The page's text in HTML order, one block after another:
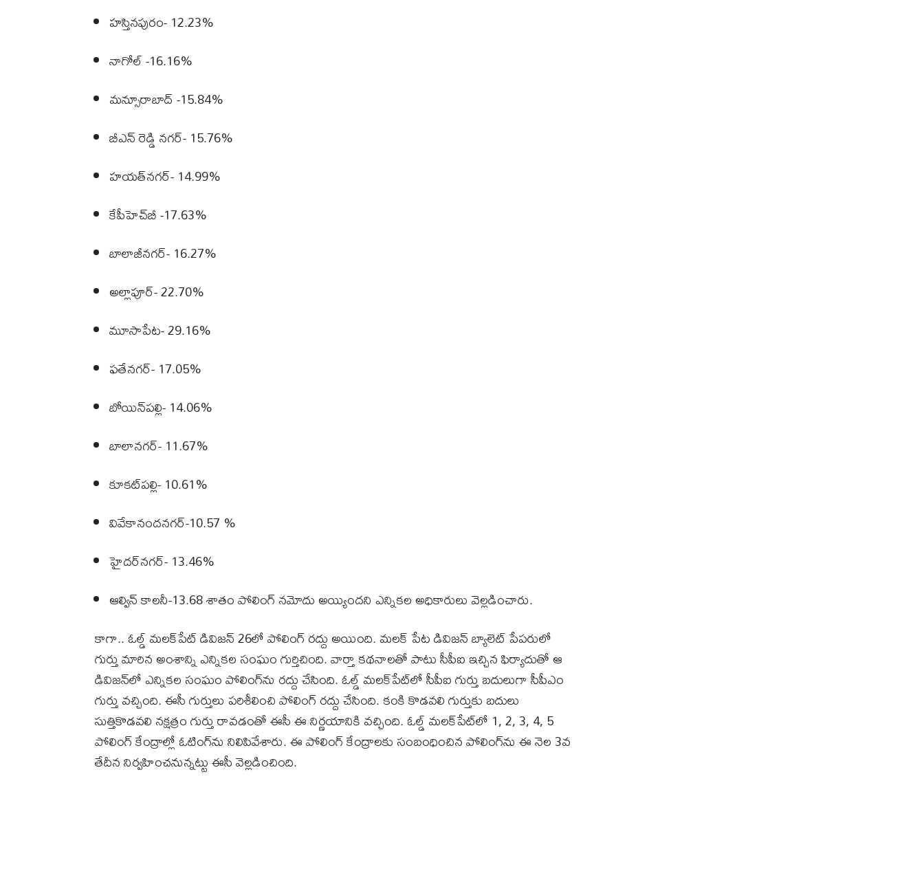
హస్తినపురం- 12.23%
నాగోల్ -16.16%
మన్సూరాబాద్ -15.84%
బీఎన్‌ రెడ్డి నగర్- 15.76%
హయత్‌నగర్- 14.99%
కేపీహెచ్‌బీ -17.63%
బాలాజీనగర్- 16.27%
అల్లాపూర్‌- 22.70%
మూసాపేట- 29.16%
ఫతేనగర్‌- 17.05%
బోయిన్‌పల్లి- 14.06%
బాలానగర్‌- 11.67%
కూకట్‌పల్లి- 10.61%
వివేకానందనగర్-10.57 %
హైదర్‌నగర్- 13.46%
ఆల్విన్ కాలనీ-13.68 శాతం పోలింగ్‌ నమోదు అయ్యిందని ఎన్నికల అధికారులు వెల్లడించారు.
కాగా.. ఓల్డ్‌ మలక్‌పేట్‌ డివిజన్‌ 26లో పోలింగ్‌ రద్దు అయింది. మలక్ పేట డివిజన్ బ్యాలెట్ పేపరులో
గుర్తు మారిన అంశాన్ని ఎన్నికల సంఘం గుర్తిచింది. వార్తా కథనాలతో పాటు సీపీఐ ఇచ్చిన ఫిర్యాదుతో ఆ
డివిజన్‌లో ఎన్నికల సంఘం పోలింగ్‌ను రద్దు చేసింది. ఓల్డ్‌ మలక్‌పేట్‌లో సీపీఐ గుర్తు బదులుగా సీపీఎం
గుర్తు వచ్చింది. ఈసీ గుర్తులు పరిశీలించి పోలింగ్‌ రద్దు చేసింది. కంకి కొడవలి గుర్తుకు బదులు
సుత్తికొడవలి నక్షత్రం గుర్తు రావడంతో ఈసీ ఈ నిర్ణయానికి వచ్చింది. ఓల్డ్‌ మలక్‌పేట్‌లో 1, 2, 3, 4, 5
పోలింగ్ కేంద్రాల్లో ఓటింగ్‌‌ను నిలిపివేశారు. ఈ పోలింగ్ కేంద్రాలకు సంబంధించిన పోలింగ్‌ను ఈ నెల 3వ
తేదీన నిర్వహించనున్నట్టు ఈసీ వెల్లడించింది.